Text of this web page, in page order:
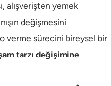
alışverişten yemek
değişmesini
verme sürecini bireysel bir
tarzı değişimine